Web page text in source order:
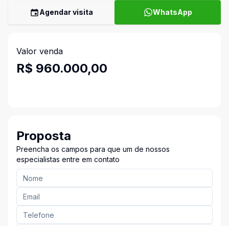
Agendar visita WhatsApp
Valor venda
R$ 960.000,00
Proposta
Preencha os campos para que um de nossos
especialistas entre em contato